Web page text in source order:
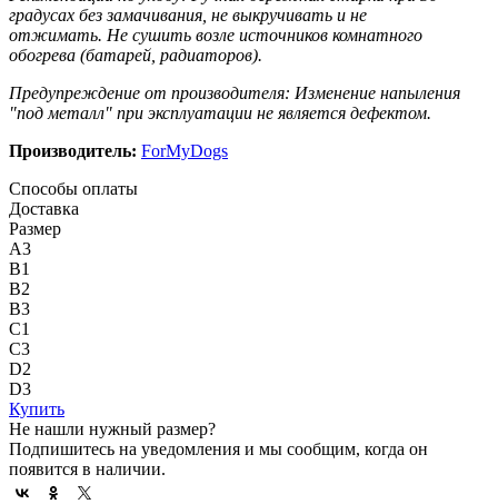
градусах без замачивания, не выкручивать и не
отжимать. Не сушить возле источников комнатного
обогрева (батарей, радиаторов).
Предупреждение от производителя: Изменение напыления
"под металл" при эксплуатации не является дефектом.
Производитель: ForMyDogs
Способы оплаты
Доставка
Размер
A3
B1
B2
B3
C1
C3
D2
D3
Купить
Не нашли нужный размер?
Подпишитесь на уведомления и мы сообщим, когда он
появится в наличии.